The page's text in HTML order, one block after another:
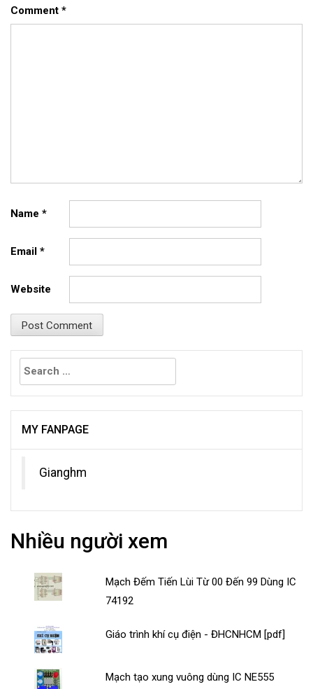
Comment *
Name *
Email *
Website
Search
for:
MY FANPAGE
Gianghm
Nhiều người xem
Mạch Đếm Tiến Lùi Từ 00 Đến 99 Dùng IC
74192
Giáo trình khí cụ điện - ĐHCNHCM [pdf]
Mạch tạo xung vuông dùng IC NE555